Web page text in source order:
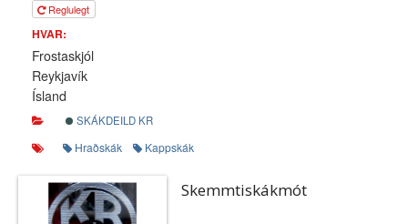
Reglulegt
HVAR:
Frostaskjól
Reykjavík
Ísland
SKÁKDEILD KR
Hraðskák Kappskák
Skemmtiskákmót